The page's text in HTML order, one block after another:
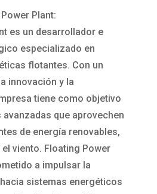
Plant:
es un desarrollador e
especializado en
flotantes. Con un
innovación y la
tiene como objetivo
que aprovechen
de energía renovables,
viento. Floating Power
a impulsar la
sistemas energéticos